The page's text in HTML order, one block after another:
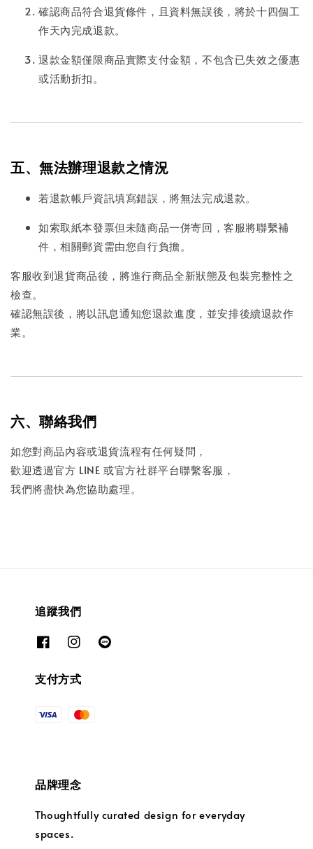
確認商品符合退貨條件，且資料無誤後，將於十四個工
作天內完成退款。
退款金額僅限商品實際支付金額，不包含已失效之優惠
或活動折扣。
五、無法辦理退款之情況
若退款帳戶資訊填寫錯誤，將無法完成退款。
如索取紙本發票但未隨商品一併寄回，客服將聯繫補
件，相關郵資需由您自行負擔。
客服收到退貨商品後，將進行商品全新狀態及包裝完整性之
檢查。
確認無誤後，將以訊息通知您退款進度，並安排後續退款作
業。
六、聯絡我們
如您對商品內容或退貨流程有任何疑問，
歡迎透過官方 LINE 或官方社群平台聯繫客服，
我們將盡快為您協助處理。
追蹤我們
支付方式
品牌理念
Thoughtfully curated design for everyday
spaces.